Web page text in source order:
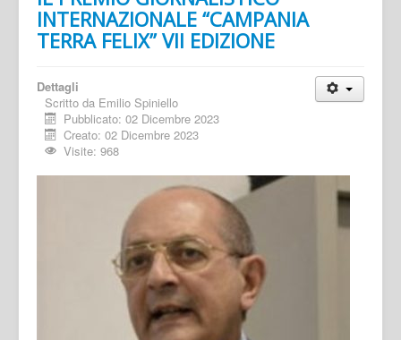
INTERNAZIONALE “CAMPANIA
TERRA FELIX” VII EDIZIONE
Dettagli
Scritto da Emilio Spiniello
Pubblicato: 02 Dicembre 2023
Creato: 02 Dicembre 2023
Visite: 968